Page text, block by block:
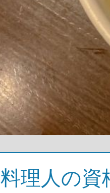
料理人の資